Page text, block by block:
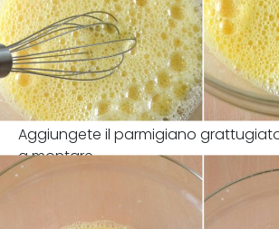
Aggiungete il parmigiano
a montare.